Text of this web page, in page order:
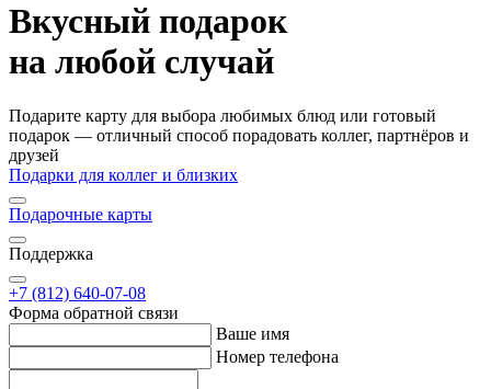
Вкусный подарок
на любой случай
Подарите карту для выбора любимых блюд или готовый
подарок — отличный способ порадовать коллег, партнёров и
друзей
Подарки для коллег и близких
Подарочные карты
Поддержка
+7 (812) 640-07-08
Форма обратной связи
Ваше имя
Номер телефона